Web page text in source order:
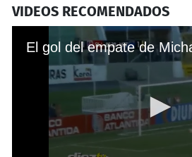
VIDEOS RECOMENDADOS